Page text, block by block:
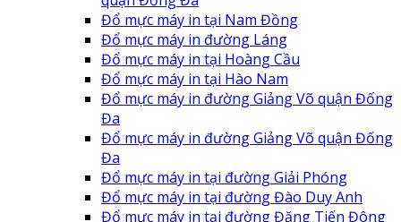
Đổ mực máy in tại Nam Đồng
Đổ mực máy in đường Láng
Đổ mực máy in tại Hoàng Cầu
Đổ mực máy in tại Hào Nam
Đổ mực máy in đường Giảng Võ quận Đống
Đa
Đổ mực máy in đường Giảng Võ quận Đống
Đa
Đổ mực máy in tại đường Giải Phóng
Đổ mực máy in tại đường Đào Duy Anh
Đổ mực máy in tại đường Đặng Tiến Đông